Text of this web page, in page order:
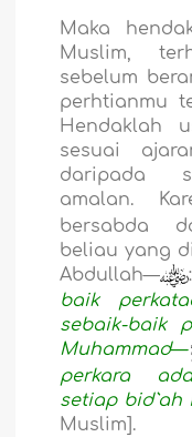
Maka
Muslim,
sebelum
perhtianmu
Hendaklah
sesuai
daripada
amalan.
bersabda
beliau yang
Abdullah—
baik
sebaik-baik
Muhammad—
perkara
setiap bid`ah
Muslim].